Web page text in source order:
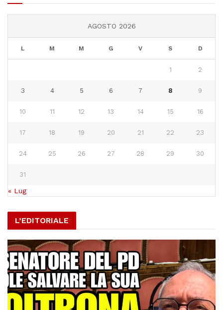
AGOSTO 2026
L M M G V S D
1 2
3 4 5 6 7 8 9
10 11 12 13 14 15 16
17 18 19 20 21 22 23
24 25 26 27 28 29 30
31
« Lug
L’EDITORIALE